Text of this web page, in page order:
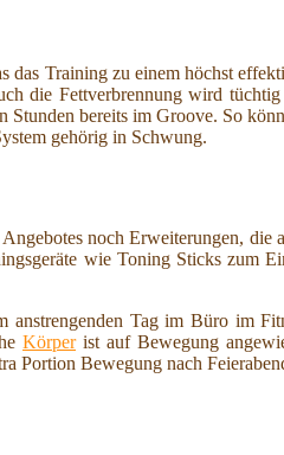
das Training zu einem höchst
die Fettverbrennung wird
Stunden bereits im Groove. So
gehörig in Schwung.
noch Erweiterungen, die
wie Toning Sticks zum
Tag im Büro im
Körperist auf Bewegung
Portion Bewegung nach